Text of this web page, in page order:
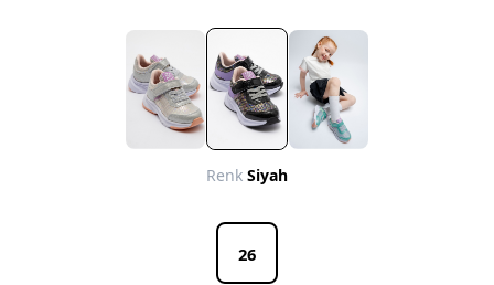
Renk Siyah
26